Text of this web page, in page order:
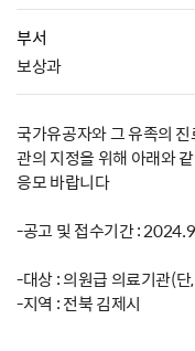
부서
보상과
국가유공자와 그 유족의
관의 지정을 위해 아래와
응모 바랍니다
-공고 및 접수기간 :
-대상 : 의원급 의료기관(
-지역 : 전북 김제시